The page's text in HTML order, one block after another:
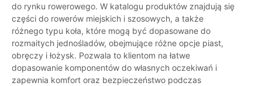
do rynku rowerowego. W katalogu produktów znajdują się
części do rowerów miejskich i szosowych, a także
różnego typu koła, które mogą być dopasowane do
rozmaitych jednośladów, obejmujące różne opcje piast,
obręczy i łożysk. Pozwala to klientom na łatwe
dopasowanie komponentów do własnych oczekiwań i
zapewnia komfort oraz bezpieczeństwo podczas